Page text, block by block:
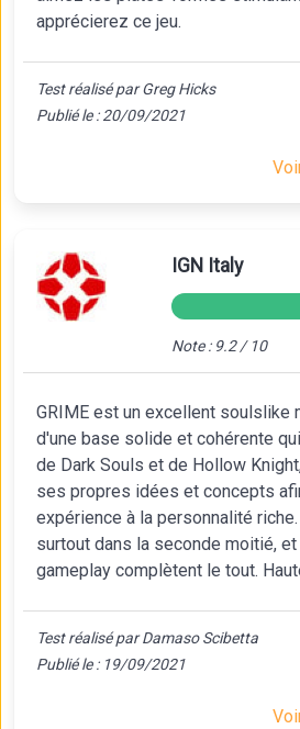
apprécierez ce jeu.
Test réalisé par Greg Hicks
Publié le : 20/09/2021
IGN Italy
Note : 9.2 / 10
GRIME est un excellent soulslike
d'une base solide et cohérente
de Dark Souls et de Hollow
ses propres idées et concepts
expérience à la personnalité
surtout dans la seconde moitié,
gameplay complètent le tout.
Test réalisé par Damaso Scibetta
Publié le : 19/09/2021